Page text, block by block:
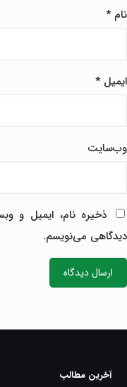
نام*
ایمیل*
وب‌سایت
ذخیره نام، ایمیل و
دیدگاهی می‌نویسم.
آخرین مطالب